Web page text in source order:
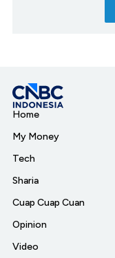
Home
My Money
Tech
Sharia
Cuap Cuap Cuan
Opinion
Video